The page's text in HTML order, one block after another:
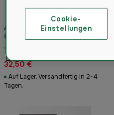
Artfex Stoßstangenschutz
65 cm (1 Pack)
32,50 €
Auf Lager. Versandfertig in 2-4
Tagen.
Cookie-
Einstellungen